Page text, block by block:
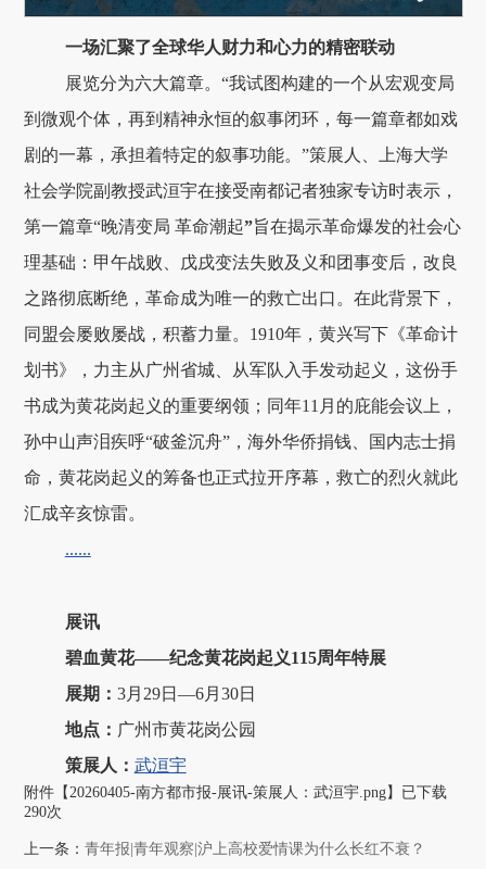
一场汇聚了全球华人财力和心力的精密联动
展览分为六大篇章。“我试图构建的一个从宏观变局
到微观个体，再到精神永恒的叙事闭环，每一篇章都如戏
剧的一幕，承担着特定的叙事功能。”策展人、上海大学
社会学院副教授武洹宇在接受南都记者独家专访时表示，
第一篇章“晚清变局 革命潮起”旨在揭示革命爆发的社会心
理基础：甲午战败、戊戌变法失败及义和团事变后，改良
之路彻底断绝，革命成为唯一的救亡出口。在此背景下，
同盟会屡败屡战，积蓄力量。1910年，黄兴写下《革命计
划书》，力主从广州省城、从军队入手发动起义，这份手
书成为黄花岗起义的重要纲领；同年11月的庇能会议上，
孙中山声泪疾呼“破釜沉舟”，海外华侨捐钱、国内志士捐
命，黄花岗起义的筹备也正式拉开序幕，救亡的烈火就此
汇成辛亥惊雷。
......
展讯
碧血黄花——纪念黄花岗起义115周年特展
展期： 3月29日—6月30日
地点： 广州市黄花岗公园
策展人： 武洹宇
附件【20260405-南方都市报-展讯-策展人：武洹宇.png】已下载
290次
上一条：青年报|青年观察|沪上高校爱情课为什么长红不衰？